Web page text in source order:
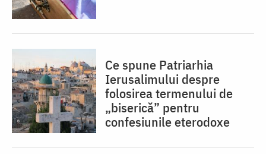
Ce spune Patriarhia
Ierusalimului despre
folosirea termenului de
„biserică” pentru
confesiunile eterodoxe